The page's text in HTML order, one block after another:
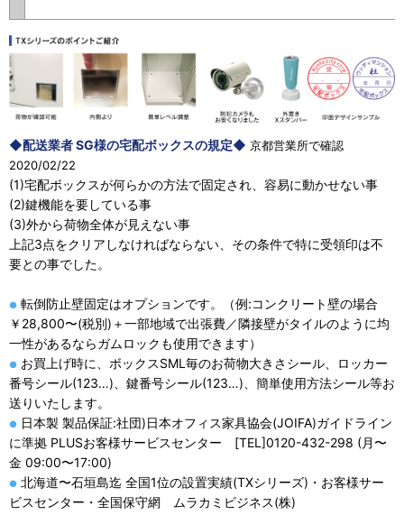
◆配送業者 SG様の宅配ボックスの規定◆ 京都営業所で確認
2020/02/22
(1)宅配ボックスが何らかの方法で固定され、容易に動かせない事
(2)鍵機能を要している事
(3)外から荷物全体が見えない事
上記3点をクリアしなければならない、その条件で特に受領印は不
要との事でした。
● 転倒防止壁固定はオプションです。（例:コンクリート壁の場合
￥28,800〜(税別)＋一部地域で出張費／隣接壁がタイルのように均
一性があるならガムロックも使用できます）
● お買上げ時に、ボックスSML毎のお荷物大きさシール、ロッカー
番号シール(123…)、鍵番号シール(123…)、簡単使用方法シール等お
送りいたします。
● 日本製 製品保証:社団)日本オフィス家具協会(JOIFA)ガイドライン
に準拠 PLUSお客様サービスセンター [TEL]0120-432-298 (月〜
金 09:00〜17:00)
● 北海道〜石垣島迄 全国1位の設置実績(TXシリーズ)・お客様サー
ビスセンター・全国保守網 ムラカミビジネス(株)